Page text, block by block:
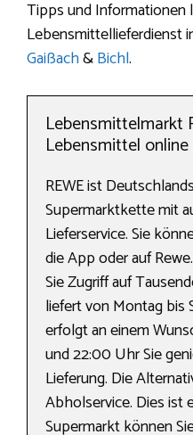
Tipps und Informationen
Lebensmittellieferdienst
Gaißach&Bichl.
Lebensmittelmarkt
Lebensmittel
REWE ist
Supermarktkette mit
Lieferservice. Sie
die App oder auf
Sie Zugriff auf
liefert von Montag bis
erfolgt an einem
und 22:00 Uhr Sie
Lieferung. Die
Abholservice. Dies ist
Supermarkt können